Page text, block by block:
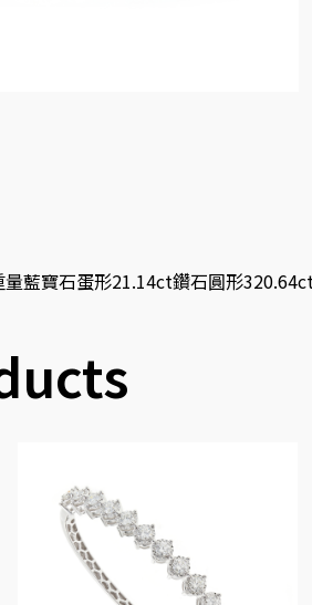
藍寶石蛋形21.14ct鑽石圓形